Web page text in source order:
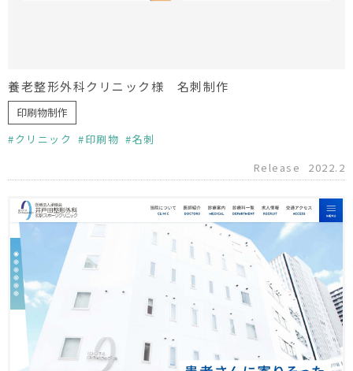
養老整形外科クリニック様 名刺制作
印刷物制作
クリニック
印刷物
名刺
Release
2022.2